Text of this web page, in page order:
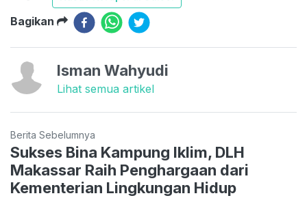
Bagikan
Isman Wahyudi
Lihat semua artikel
Berita Sebelumnya
Sukses Bina Kampung Iklim, DLH
Makassar Raih Penghargaan dari
Kementerian Lingkungan Hidup